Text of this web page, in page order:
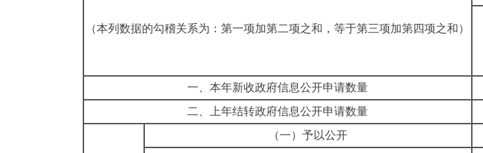
（本列数据的勾稽关系为：第一项加第二项之和，等于第三项加第四项之和）
一、本年新收政府信息公开申请数量
二、上年结转政府信息公开申请数量
（一）予以公开